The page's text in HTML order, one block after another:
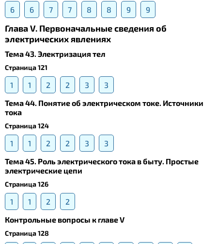
6 6 7 7 8 8 9 9
Глава V. Первоначальные сведения об
электрических явлениях
Тема 43. Электризация тел
Страница 121
1 1 2 2 3
3
Тема 44. Понятие об электрическом токе. Источники
тока
Страница 124
1 1 2 2 3
3
Тема 45. Роль электрического тока в быту. Простые
электрические цепи
Страница 126
1 1 2
2
Контрольные вопросы к главе V
Страница 128